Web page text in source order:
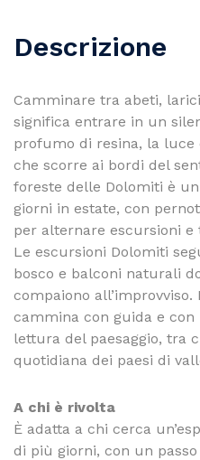
Descrizione
Camminare tra abeti,
significa entrare in un
profumo di resina, la luce
che scorre ai bordi del
foreste delle Dolomiti è
giorni in estate, con
per alternare escursioni e
Le escursioni Dolomiti
bosco e balconi naturali
compaiono
cammina con guida e
lettura del paesaggio, tra
quotidiana dei paesi di
A chi è rivolta
È adatta a chi cerca
di più giorni, con un